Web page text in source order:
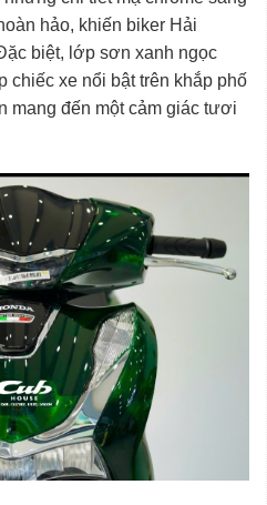
hảo, khiến biker Hải
biệt, lớp sơn xanh ngọc
chiếc xe nổi bật trên khắp phố
mang đến một cảm giác tươi